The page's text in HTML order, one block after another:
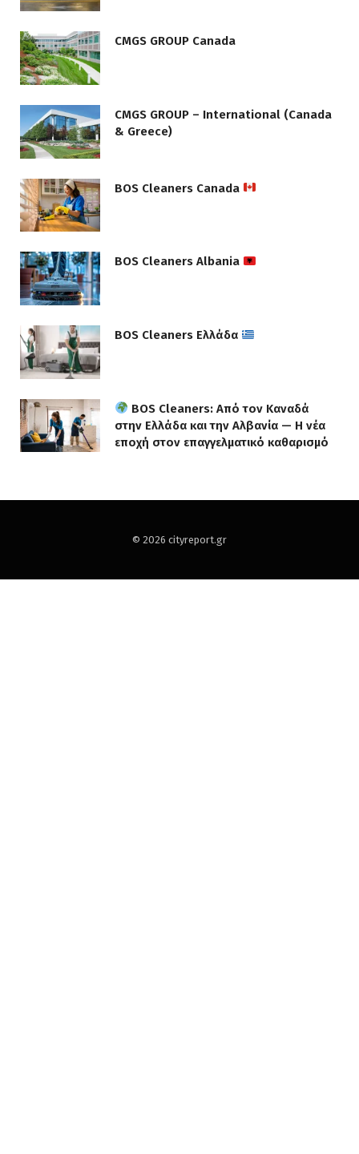
CMGS GROUP Canada
CMGS GROUP – International (Canada
& Greece)
BOS Cleaners Canada
BOS Cleaners Albania
BOS Cleaners Ελλάδα
BOS Cleaners: Από τον Καναδά
στην Ελλάδα και την Αλβανία — Η νέα
εποχή στον επαγγελματικό καθαρισμό
© 2026 cityreport.gr